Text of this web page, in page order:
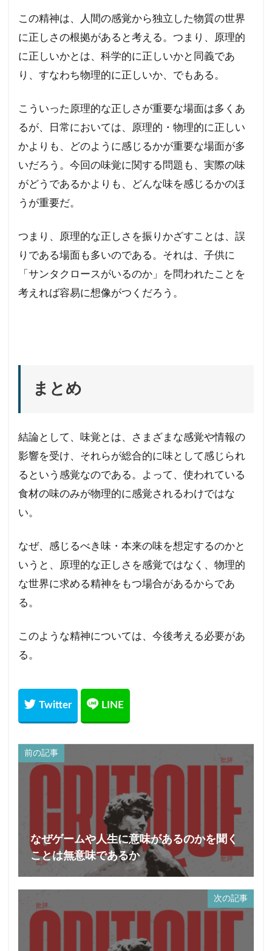
この精神は、人間の感覚から独立した物質の世界
に正しさの根拠があると考える。つまり、原理的
に正しいかとは、科学的に正しいかと同義であ
り、すなわち物理的に正しいか、でもある。
こういった原理的な正しさが重要な場面は多くあ
るが、日常においては、原理的・物理的に正しい
かよりも、どのように感じるかが重要な場面が多
いだろう。今回の味覚に関する問題も、実際の味
がどうであるかよりも、どんな味を感じるかのほ
うが重要だ。
つまり、原理的な正しさを振りかざすことは、誤
りである場面も多いのである。それは、子供に
「サンタクロースがいるのか」を問われたことを
考えれば容易に想像がつくだろう。
まとめ
結論として、味覚とは、さまざまな感覚や情報の
影響を受け、それらが総合的に味として感じられ
るという感覚なのである。よって、使われている
食材の味のみが物理的に感覚されるわけではな
い。
なぜ、感じるべき味・本来の味を想定するのかと
いうと、原理的な正しさを感覚ではなく、物理的
な世界に求める精神をもつ場合があるからであ
る。
このような精神については、今後考える必要があ
る。
前の記事
なぜゲームや人生に意味があるのかを聞く
ことは無意味であるか
次の記事